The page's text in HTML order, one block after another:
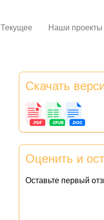
Текущее Наши проекты
Скачать
Оценить и
Оставьте первый